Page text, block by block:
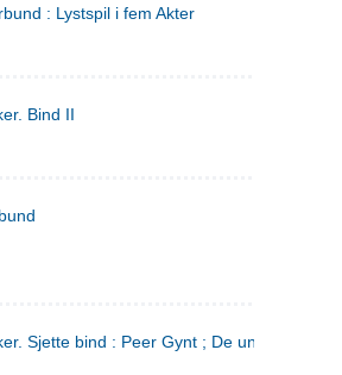
: Lystspil i fem Akter
Bind II
Sjette bind : Peer Gynt ; De unges